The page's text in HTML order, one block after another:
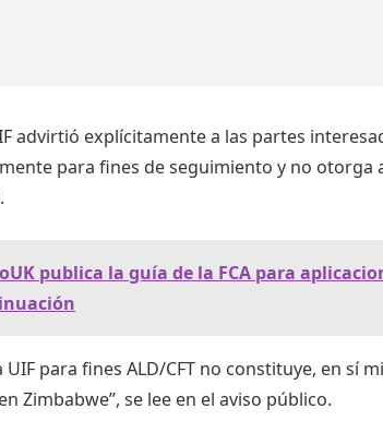
advirtió explícitamente a las partes
para fines de seguimiento y no otorga
publica la guía de la FCA para
UIF para fines ALD/CFT no constituye, en sí
Zimbabwe”, se lee en el aviso público.